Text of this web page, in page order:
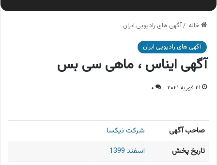
خانه /آگهی های رادیویی ایران
آگهی های رادیویی ایران
آگهی ایناس ، ماهی سی بس
۲۱ فوریه ۲۰۲۱ ۰
صاحب آگهی
شرکت نیکسا
تاریخ پخش
اسفند 1399